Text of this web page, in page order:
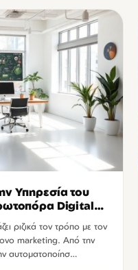
Υπηρεσία του
Digital
ριζικά τον τρόπο με τον
marketing. Από την
αυτοματοποίησ…